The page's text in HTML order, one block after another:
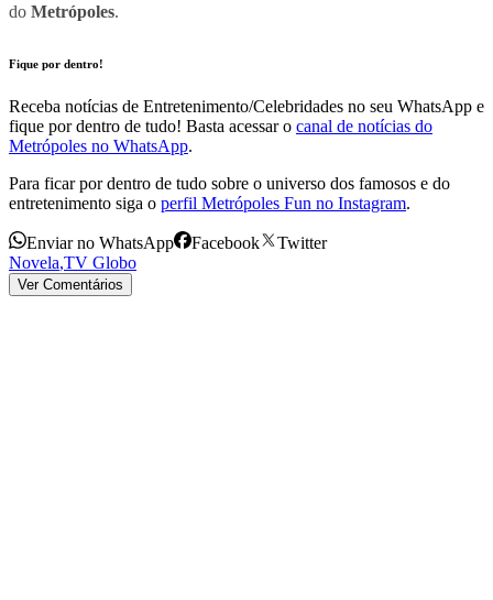
do Metrópoles.
Fique por dentro!
Receba notícias de Entretenimento/Celebridades no seu WhatsApp e
fique por dentro de tudo! Basta acessar o canal de notícias do
Metrópoles no WhatsApp.
Para ficar por dentro de tudo sobre o universo dos famosos e do
entretenimento siga o perfil Metrópoles Fun no Instagram.
Enviar no WhatsApp Facebook
Twitter
Novela,TV Globo
Ver Comentários